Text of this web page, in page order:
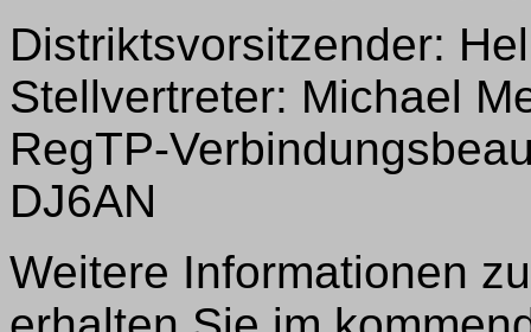
Distriktsvorsitzender:
Stellvertreter: Michael
RegTP-
DJ6AN
Weitere Informationen